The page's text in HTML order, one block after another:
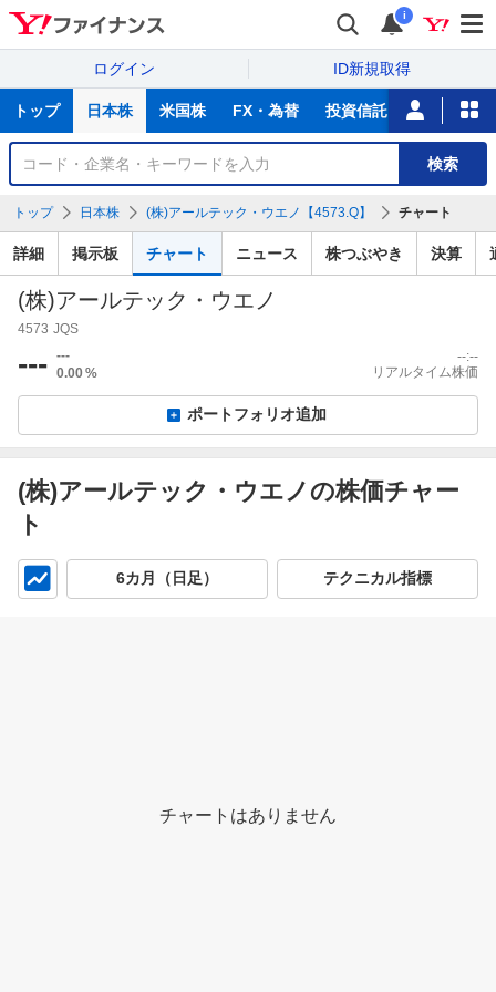
i
ログイン ID新規取得
サ
トップ 日本株 米国株 FX・為替 投資信託 ニュース
銘
検
索
検索
トップ 日本株 (株)アールテック・ウエノ【4573.Q】 チャート
詳細 掲示板 チャート ニュース 株つぶやき 決算
(株)アールテック・ウエノ
4573 JQS
--- ---
0.00%
--:--
リアルタイム株価
ポートフォリオ追加
(株)アールテック・ウエノの株価チャー
ト
6カ月（日足） テクニカル指標
チャートはありません